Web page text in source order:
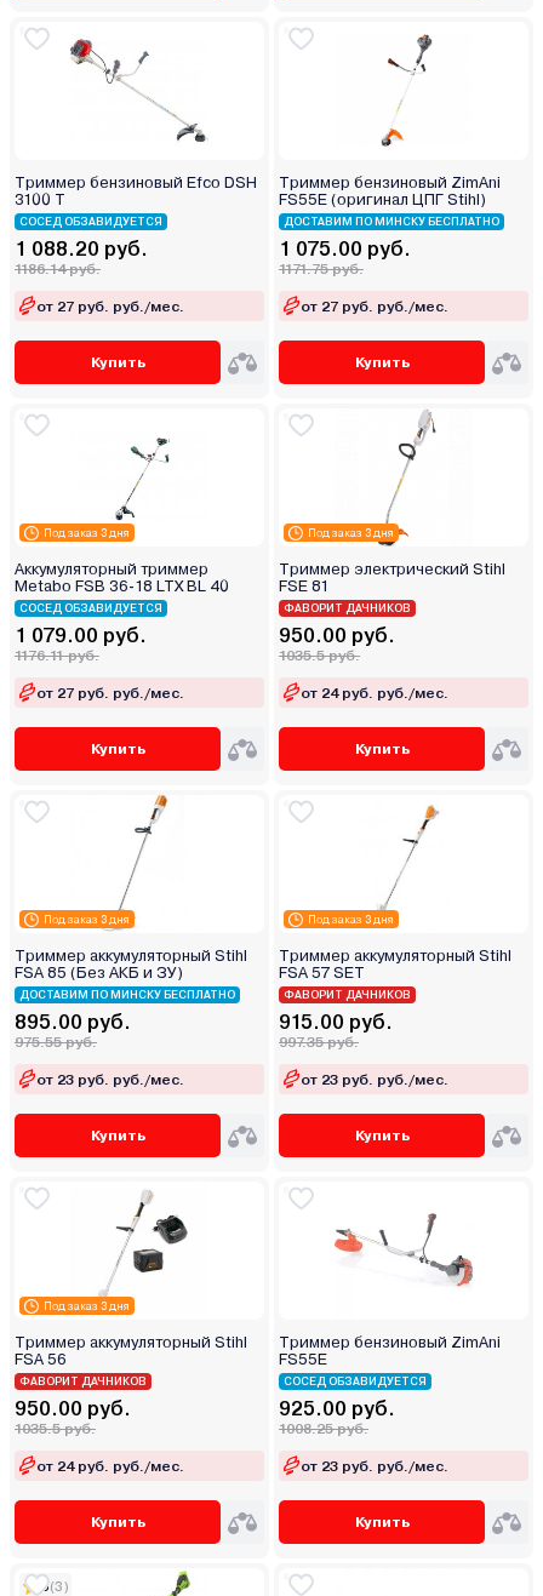
Триммер бензиновый Efco DSH
3100 T
СОСЕД ОБЗАВИДУЕТСЯ
1 088.20 руб.
1186.14 руб.
от 27 руб. руб./мес.
Купить
Триммер бензиновый ZimAni
FS55E (оригинал ЦПГ Stihl)
ДОСТАВИМ ПО МИНСКУ БЕСПЛАТНО
1 075.00 руб.
1171.75 руб.
от 27 руб. руб./мес.
Купить
Под заказ 3 дня
Аккумуляторный триммер
Metabo FSB 36-18 LTX BL 40
СОСЕД ОБЗАВИДУЕТСЯ
1 079.00 руб.
1176.11 руб.
от 27 руб. руб./мес.
Купить
Под заказ 3 дня
Триммер электрический Stihl
FSE 81
ФАВОРИТ ДАЧНИКОВ
950.00 руб.
1035.5 руб.
от 24 руб. руб./мес.
Купить
Под заказ 3 дня
Триммер аккумуляторный Stihl
FSA 85 (Без АКБ и ЗУ)
ДОСТАВИМ ПО МИНСКУ БЕСПЛАТНО
895.00 руб.
975.55 руб.
от 23 руб. руб./мес.
Купить
Под заказ 3 дня
Триммер аккумуляторный Stihl
FSA 57 SET
ФАВОРИТ ДАЧНИКОВ
915.00 руб.
997.35 руб.
от 23 руб. руб./мес.
Купить
Под заказ 3 дня
Триммер аккумуляторный Stihl
FSA 56
ФАВОРИТ ДАЧНИКОВ
950.00 руб.
1035.5 руб.
от 24 руб. руб./мес.
Купить
Триммер бензиновый ZimAni
FS55E
СОСЕД ОБЗАВИДУЕТСЯ
925.00 руб.
1008.25 руб.
от 23 руб. руб./мес.
Купить
5(3)